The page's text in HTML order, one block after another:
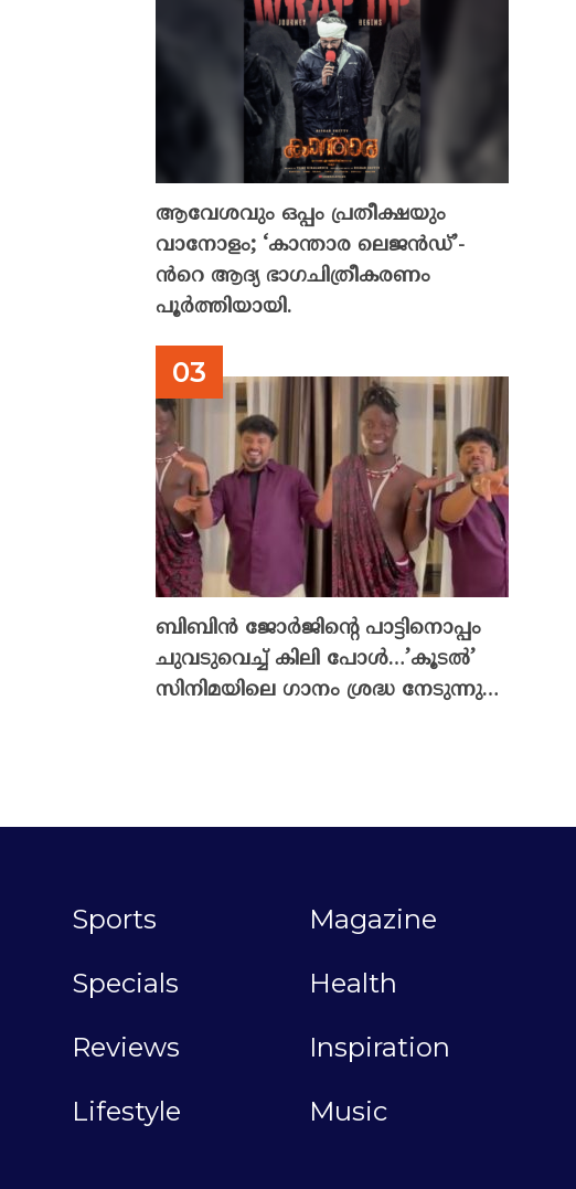
ആവേശവും ഒപ്പം പ്രതീക്ഷയും
വാനോളം; ‘കാന്താര ലെജൻഡ്’-
ൻറെ ആദ്യ ഭാഗചിത്രീകരണം
പൂർത്തിയായി.
ബിബിൻ ജോർജിന്റെ പാട്ടിനൊപ്പം
ചുവടുവെച്ച് കിലി പോൾ…’കൂടൽ’
സിനിമയിലെ ഗാനം ശ്രദ്ധ നേടുന്നു…
Sports
Magazine
Specials
Health
Reviews
Inspiration
Lifestyle Music